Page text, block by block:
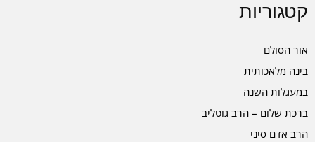
קטגוריות
אור הסולם
בינה מלאכותית
במעגלות השנה
ברכת שלום – הרב גוטליב
הרב אדם סיני